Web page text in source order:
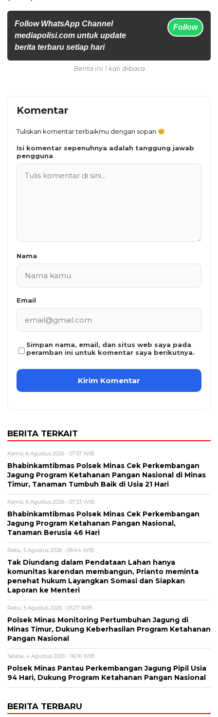
Follow WhatsApp Channel
mediapolisi.com untuk update
berita terbaru setiap hari
Follow
Berita ini 1 kali dibaca
Komentar
Tuliskan komentar terbaikmu dengan sopan
Isi komentar sepenuhnya adalah tanggung jawab
pengguna
Nama
Email
Simpan nama, email, dan situs web saya pada
peramban ini untuk komentar saya berikutnya.
BERITA TERKAIT
Kamis, 6 Agustus 2026 - 07:57 WIB
Bhabinkamtibmas Polsek Minas Cek Perkembangan
Jagung Program Ketahanan Pangan Nasional di Minas
Timur, Tanaman Tumbuh Baik di Usia 21 Hari
Kamis, 6 Agustus 2026 - 07:33 WIB
Bhabinkamtibmas Polsek Minas Cek Perkembangan
Jagung Program Ketahanan Pangan Nasional,
Tanaman Berusia 46 Hari
Rabu, 5 Agustus 2026 - 09:44 WIB
Tak Diundang dalam Pendataan Lahan hanya
komunitas karendan membangun, Prianto meminta
penehat hukum Layangkan Somasi dan Siapkan
Laporan ke Menteri
Rabu, 5 Agustus 2026 - 05:27 WIB
Polsek Minas Monitoring Pertumbuhan Jagung di
Minas Timur, Dukung Keberhasilan Program Ketahanan
Pangan Nasional
Selasa, 4 Agustus 2026 - 06:16 WIB
Polsek Minas Pantau Perkembangan Jagung Pipil Usia
94 Hari, Dukung Program Ketahanan Pangan Nasional
BERITA TERBARU